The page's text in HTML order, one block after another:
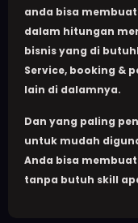
anda bisa
dalam hitungan
bisnis yang di
Service, booking &
lain di dalamnya.
Dan yang paling
untuk mudah
Anda bisa
tanpa butuh skill